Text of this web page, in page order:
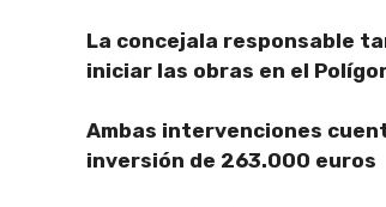
La concejala responsable
iniciar las obras en el
Ambas intervenciones
inversión de 263.000 euros